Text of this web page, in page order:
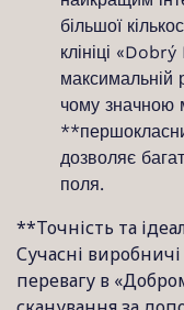
більшої
клініці
максимальній
чому значною
дозволяє
поля.
**Точність та
Сучасні
перевагу в